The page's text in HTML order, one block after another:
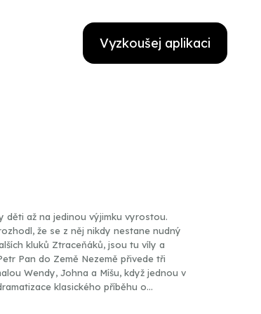
Vyzkoušej aplikaci
děti až na jedinou výjimku vyrostou.
že se z něj nikdy nestane nudný
kluků Ztraceňáků, jsou tu víly a
Pan do Země Nezemě přivede tři
Wendy, Johna a Míšu, když jednou v
klasického příběhu o